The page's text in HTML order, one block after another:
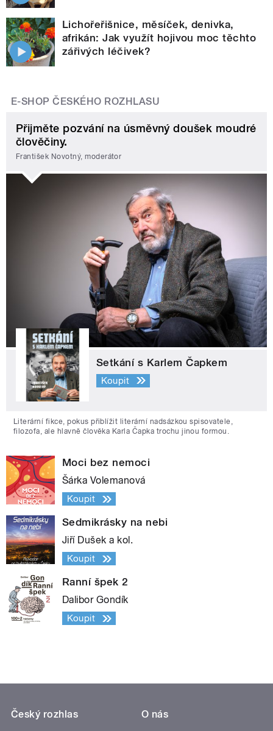
Lichořeřišnice, měsíček, denivka,
afrikán: Jak využít hojivou moc těchto
zářivých léčivek?
E-SHOP ČESKÉHO ROZHLASU
Přijměte pozvání na úsměvný doušek moudré
člověčiny.
František Novotný, moderátor
Setkání s Karlem Čapkem
Koupit
Literární fikce, pokus přiblížit literární nadsázkou spisovatele,
filozofa, ale hlavně člověka Karla Čapka trochu jinou formou.
Moci bez nemoci
Šárka Volemanová
Koupit
Sedmikrásky na nebi
Jiří Dušek a kol.
Koupit
Ranní špek 2
Dalibor Gondík
Koupit
Český rozhlas
O nás